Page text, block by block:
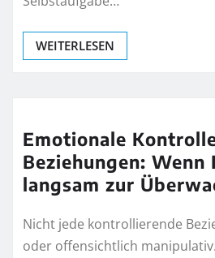
WEITERLESEN
Emotionale
Beziehungen: Wenn
langsam zur
Nicht jede kontrollierende
oder offensichtlich